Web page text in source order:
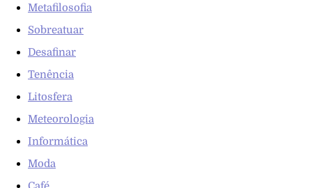
Metafilosofia
Sobreatuar
Desafinar
Tenência
Litosfera
Meteorologia
Informática
Moda